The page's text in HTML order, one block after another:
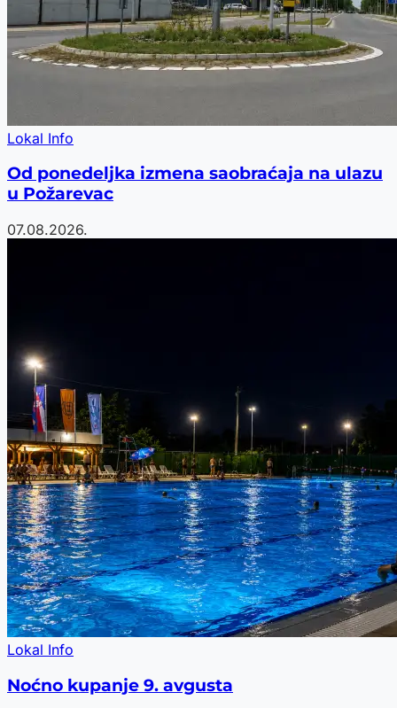
Lokal Info
Od ponedeljka izmena saobraćaja na ulazu
u Požarevac
07.08.2026.
Lokal Info
Noćno kupanje 9. avgusta